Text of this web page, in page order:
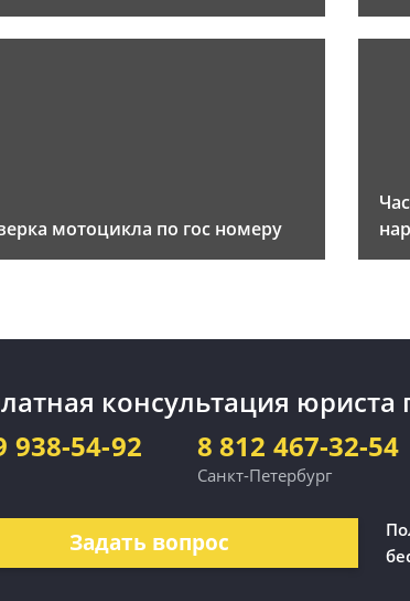
мотоцикла по гос номеру
консультация юриста
938-54-92
8 812 467-32-54
Санкт-Петербург
Задать вопрос